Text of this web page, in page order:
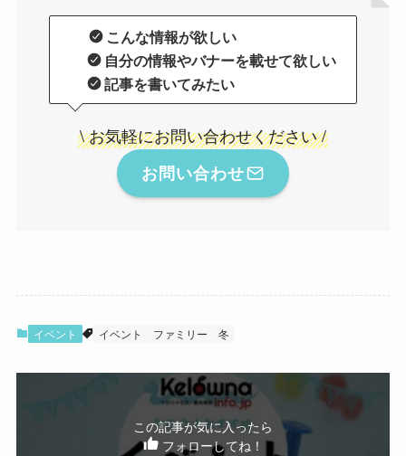
こんな情報が欲しい
自分の情報やバナーを載せて欲しい
記事を書いてみたい
\ お気軽にお問い合わせください /
お問い合わせ
イベント イベント ファミリー 冬
この記事が気に入ったら
フォローしてね！